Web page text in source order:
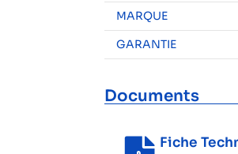
MARQUE
GARANTIE
Documents
Fiche